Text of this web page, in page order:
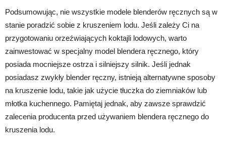
Podsumowując, nie wszystkie modele blenderów ręcznych są w
stanie poradzić sobie z kruszeniem lodu. Jeśli zależy Ci na
przygotowaniu orzeźwiających koktajli lodowych, warto
zainwestować w specjalny model blendera ręcznego, który
posiada mocniejsze ostrza i silniejszy silnik. Jeśli jednak
posiadasz zwykły blender ręczny, istnieją alternatywne sposoby
na kruszenie lodu, takie jak użycie tłuczka do ziemniaków lub
młotka kuchennego. Pamiętaj jednak, aby zawsze sprawdzić
zalecenia producenta przed używaniem blendera ręcznego do
kruszenia lodu.